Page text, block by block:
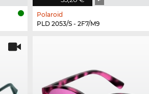
Polaroid
PLD 2053/S - 2F7/M9